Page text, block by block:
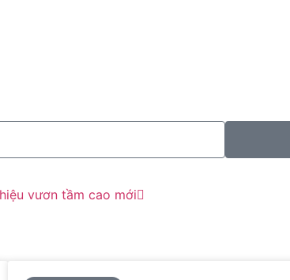
vươn tầm cao mới